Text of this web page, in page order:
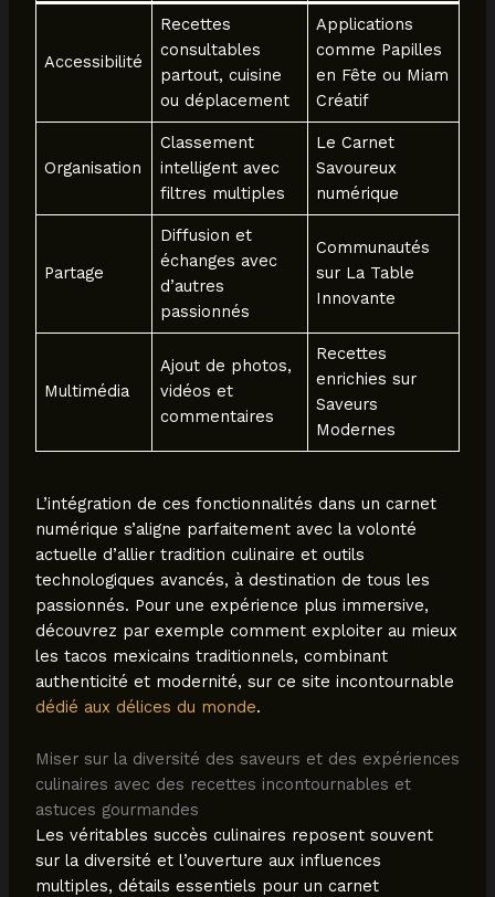
Accessibilité
Recettes
consultables
partout, cuisine
ou déplacement
Applications
comme Papilles
en Fête ou Miam
Créatif
Organisation
Classement
intelligent avec
filtres multiples
Le Carnet
Savoureux
numérique
Partage
Diffusion et
échanges avec
d’autres
passionnés
Communautés
sur La Table
Innovante
Multimédia
Ajout de photos,
vidéos et
commentaires
Recettes
enrichies sur
Saveurs
Modernes
L’intégration de ces fonctionnalités dans un carnet
numérique s’aligne parfaitement avec la volonté
actuelle d’allier tradition culinaire et outils
technologiques avancés, à destination de tous les
passionnés. Pour une expérience plus immersive,
découvrez par exemple comment exploiter au mieux
les tacos mexicains traditionnels, combinant
authenticité et modernité, sur ce site incontournable
dédié aux délices du monde.
Miser sur la diversité des saveurs et des expériences
culinaires avec des recettes incontournables et
astuces gourmandes
Les véritables succès culinaires reposent souvent
sur la diversité et l’ouverture aux influences
multiples, détails essentiels pour un carnet